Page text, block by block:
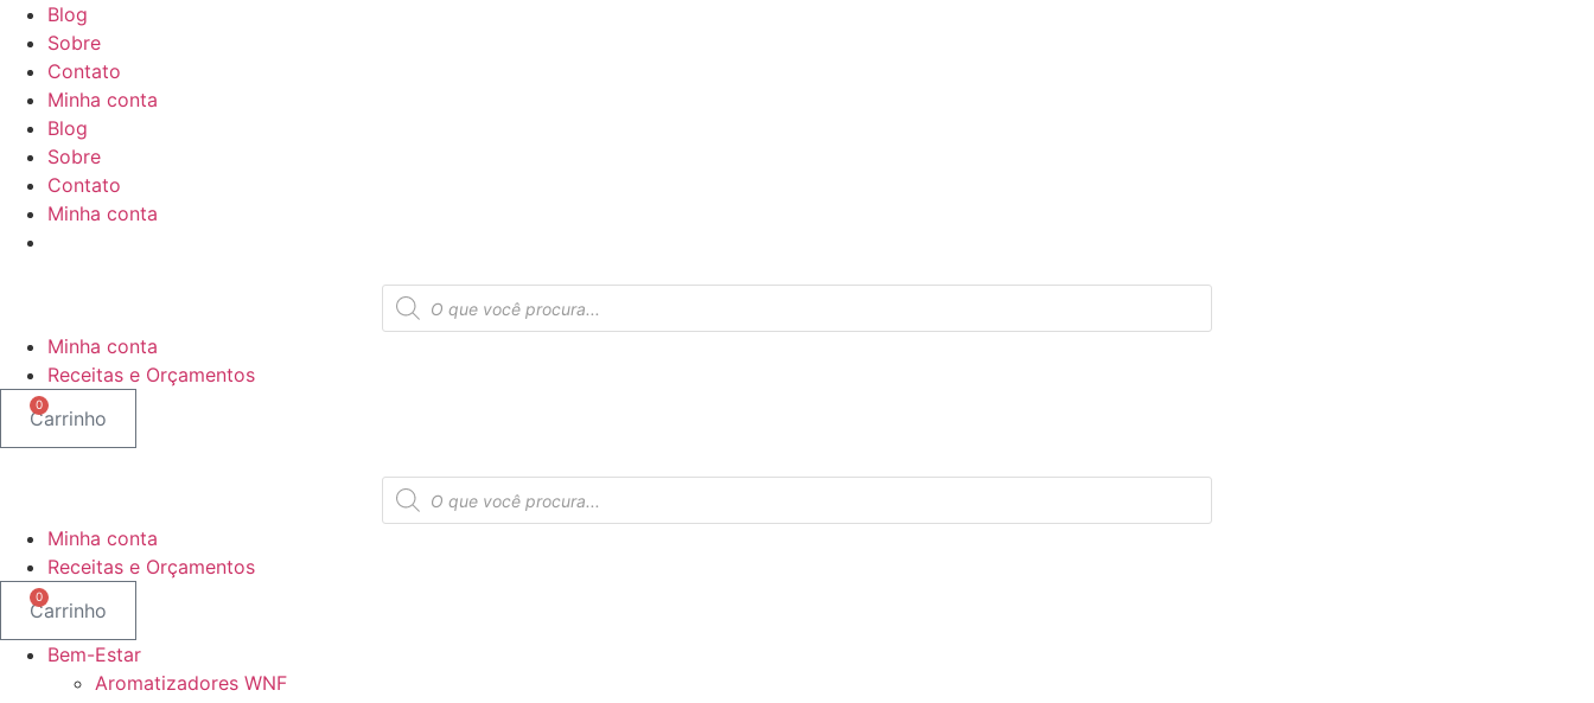
para
conteúdo
Blog
Sobre
Contato
Minha conta
Blog
Sobre
Contato
Minha conta
Pesquisar
produtos
Minha conta
Receitas e Orçamentos
0
Carrinho
Pesquisar
produtos
Minha conta
Receitas e Orçamentos
0
Carrinho
Bem-Estar
Aromatizadores WNF